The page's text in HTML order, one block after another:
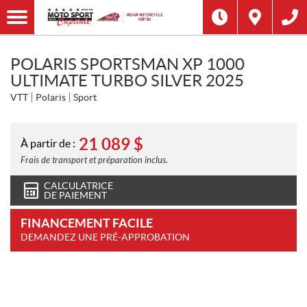
POLARIS SPORTSMAN XP 1000
ULTIMATE TURBO SILVER 2025
VTT Polaris Sport
À partir de : 21 089 $
Frais de transport et préparation inclus.
CALCULATRICE
DE PAIEMENT
FINANCEMENT FACILE
DEMANDEZ UNE PRÉ-APPROBATION